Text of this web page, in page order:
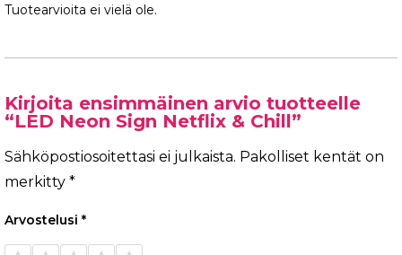
Tuotearvioita ei vielä ole.
Kirjoita ensimmäinen arvio tuotteelle
“LED Neon Sign Netflix & Chill”
Sähköpostiosoitettasi ei julkaista. Pakolliset kentät on
merkitty *
Arvostelusi *
1/5
2/5
3/5
4/5 5/5